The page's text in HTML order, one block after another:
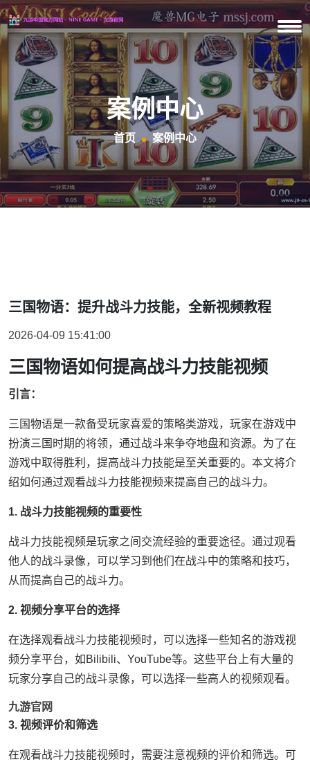
案例中心
首页 案例中心
三国物语：提升战斗力技能，全新视频教程
2026-04-09 15:41:00
三国物语如何提高战斗力技能视频
引言：
三国物语是一款备受玩家喜爱的策略类游戏，玩家在游戏中
扮演三国时期的将领，通过战斗来争夺地盘和资源。为了在
游戏中取得胜利，提高战斗力技能是至关重要的。本文将介
绍如何通过观看战斗力技能视频来提高自己的战斗力。
1. 战斗力技能视频的重要性
战斗力技能视频是玩家之间交流经验的重要途径。通过观看
他人的战斗录像，可以学习到他们在战斗中的策略和技巧，
从而提高自己的战斗力。
2. 视频分享平台的选择
在选择观看战斗力技能视频时，可以选择一些知名的游戏视
频分享平台，如Bilibili、YouTube等。这些平台上有大量的
玩家分享自己的战斗录像，可以选择一些高人的视频观看。
九游官网
3. 视频评价和筛选
在观看战斗力技能视频时，需要注意视频的评价和筛选。可